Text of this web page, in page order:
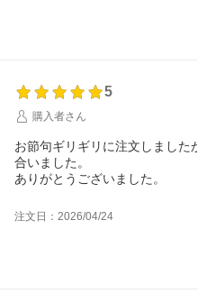
5
購入者さん
お節句ギリギリに注文しました
合いました。
ありがとうございました。
注文日：2026/04/24